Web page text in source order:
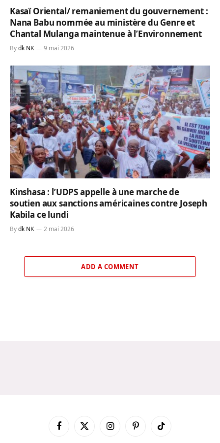
Kasaï Oriental/ remaniement du gouvernement :
Nana Babu nommée au ministère du Genre et
Chantal Mulanga maintenue à l’Environnement
Bydk NK 9 mai 2026
Kinshasa : l’UDPS appelle à une marche de
soutien aux sanctions américaines contre Joseph
Kabila ce lundi
Bydk NK 2 mai 2026
ADD A COMMENT
FacebookX
InstagramPinterestTikTok